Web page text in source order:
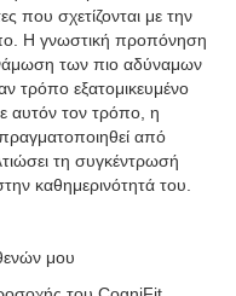
που σχετίζονται με την
Η γνωστική προπόνηση
των πιο αδύναμων
τρόπο εξατομικευμένο
αυτόν τον τρόπο, η
από
τη συγκέντρωσή
καθημερινότητά του.
μου